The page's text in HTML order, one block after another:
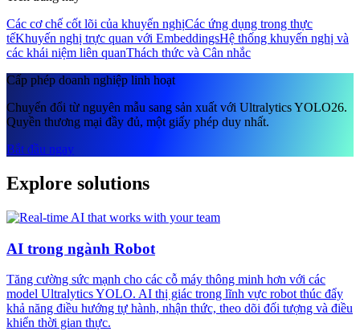
Các cơ chế cốt lõi của khuyến nghịCác ứng dụng trong thực
tếKhuyến nghị trực quan với EmbeddingsHệ thống khuyến nghị và
các khái niệm liên quanThách thức và Cân nhắc
Cấp phép doanh nghiệp linh hoạt
Chuyển đổi từ nguyên mẫu sang sản xuất với Ultralytics YOLO26.
Quyền thương mại đầy đủ, một giấy phép duy nhất.
Bắt đầu ngay
Explore solutions
AI trong ngành Robot
Tăng cường sức mạnh cho các cỗ máy thông minh hơn với các
model Ultralytics YOLO. AI thị giác trong lĩnh vực robot thúc đẩy
khả năng điều hướng tự hành, nhận thức, theo dõi đối tượng và điều
khiển thời gian thực.